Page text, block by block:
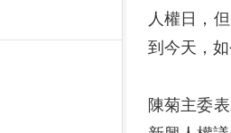
人權日，
到今天，
陳菊主委